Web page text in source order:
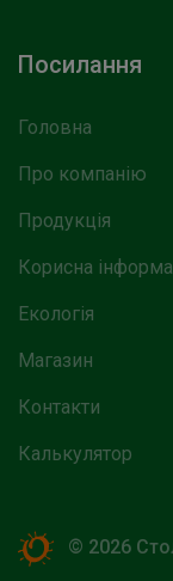
Посилання
Головна
Про компанію
Продукція
Корисна
Екологія
Магазин
Контакти
Калькулятор
© 2026